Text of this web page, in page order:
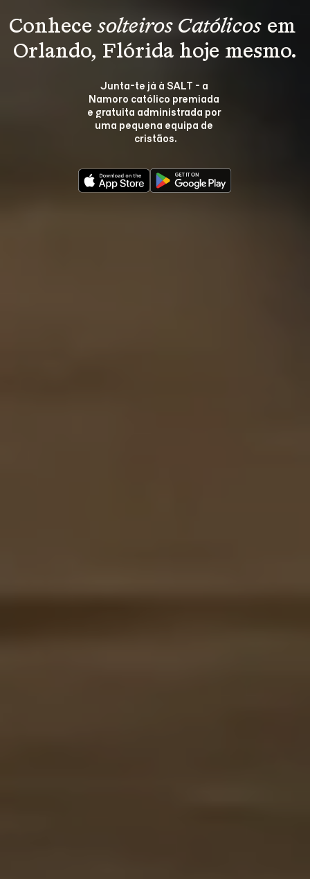
Conhece solteiros Católicos em
Orlando, Flórida hoje mesmo.
Junta-te já à SALT - a
Namoro católico premiada
e gratuita administrada por
uma pequena equipa de
cristãos.